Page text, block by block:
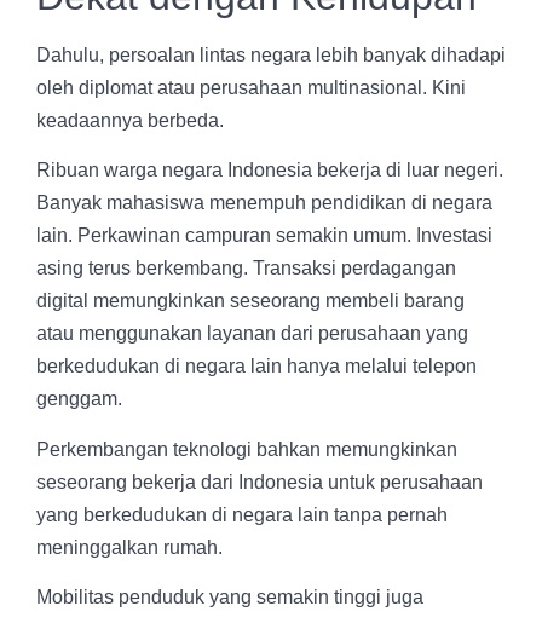
Dahulu, persoalan lintas negara lebih banyak dihadapi
oleh diplomat atau perusahaan multinasional. Kini
keadaannya berbeda.
Ribuan warga negara Indonesia bekerja di luar negeri.
Banyak mahasiswa menempuh pendidikan di negara
lain. Perkawinan campuran semakin umum. Investasi
asing terus berkembang. Transaksi perdagangan
digital memungkinkan seseorang membeli barang
atau menggunakan layanan dari perusahaan yang
berkedudukan di negara lain hanya melalui telepon
genggam.
Perkembangan teknologi bahkan memungkinkan
seseorang bekerja dari Indonesia untuk perusahaan
yang berkedudukan di negara lain tanpa pernah
meninggalkan rumah.
Mobilitas penduduk yang semakin tinggi juga